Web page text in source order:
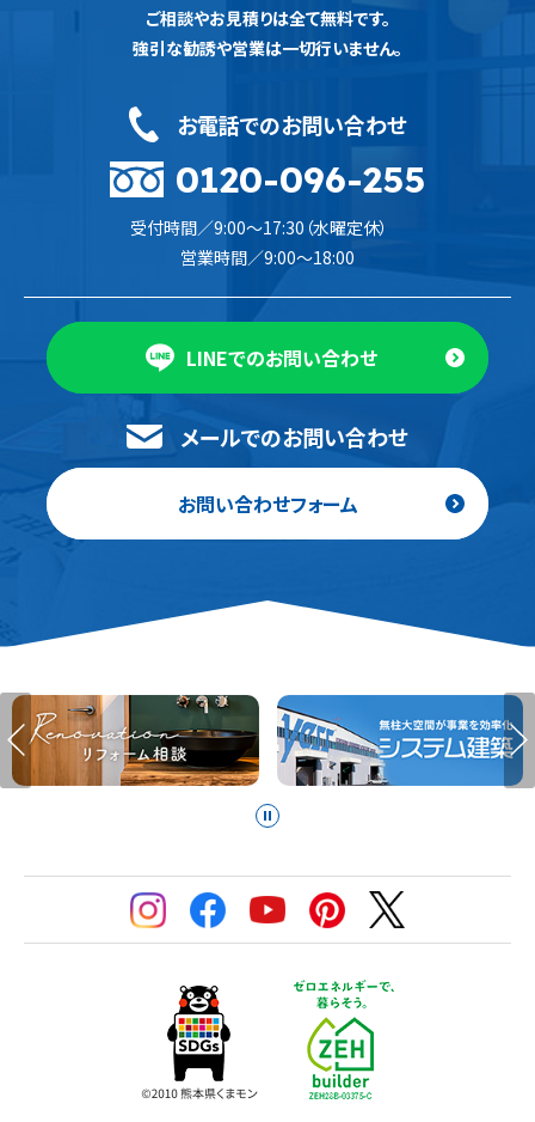
ご相談やお見積りは全て無料です。
強引な勧誘や営業は一切行いません。
お電話でのお問い合わせ
0120-096-255
受付時間／9:00〜17:30（水曜定休）
営業時間／9:00〜18:00
LINEでのお問い合わせ
メールでのお問い合わせ
お問い合わせフォーム